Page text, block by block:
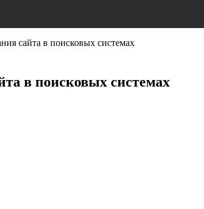
сайта в поисковых системах
в поисковых системах